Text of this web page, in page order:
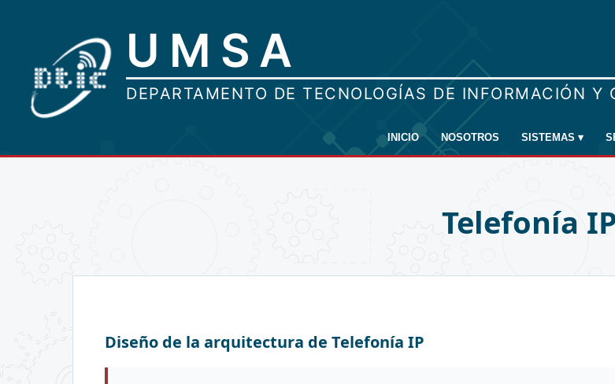
INICIO NOSOTROS SISTEMAS ▾
Telefonía
Diseño de la arquitectura de Telefonía IP